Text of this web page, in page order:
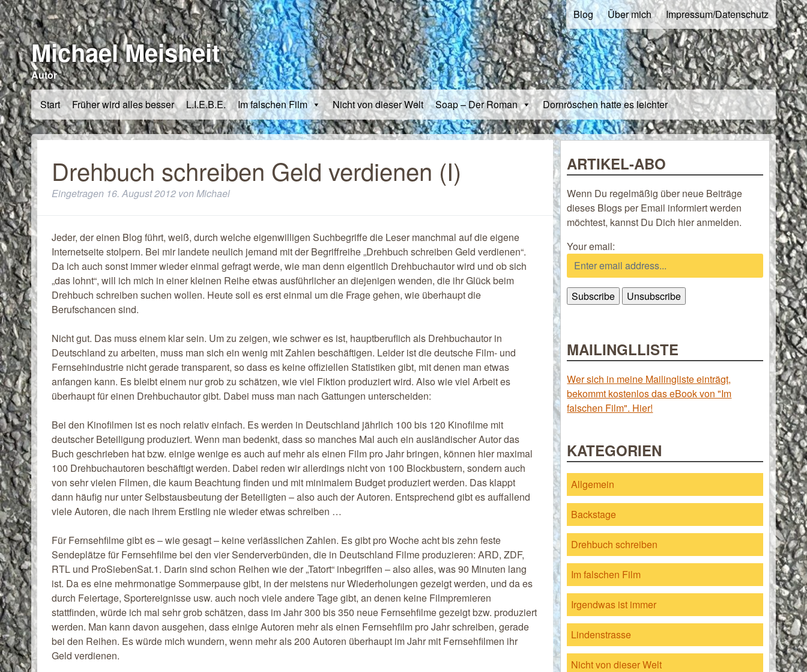
Blog Über mich Impressum/Datenschutz
Michael Meisheit
Autor
Start Früher wird alles besser L.I.E.B.E. Im falschen Film Nicht von dieser Welt Soap – Der Roman Dornröschen hatte es leichter
Drehbuch schreiben Geld verdienen (I)
Eingetragen 16. August 2012 vonMichael
Jeder, der einen Blog führt, weiß, durch welche eigenwilligen Suchbegriffe die Leser manchmal auf die eigene
Internetseite stolpern. Bei mir landete neulich jemand mit der Begriffreihe „Drehbuch schreiben Geld verdienen“.
Da ich auch sonst immer wieder einmal gefragt werde, wie man denn eigentlich Drehbuchautor wird und ob sich
„das lohnt“, will ich mich in einer kleinen Reihe etwas ausführlicher an diejenigen wenden, die ihr Glück beim
Drehbuch schreiben suchen wollen. Heute soll es erst einmal um die Frage gehen, wie überhaupt die
Berufschancen sind.
Nicht gut. Das muss einem klar sein. Um zu zeigen, wie schwer es ist, hauptberuflich als Drehbuchautor in
Deutschland zu arbeiten, muss man sich ein wenig mit Zahlen beschäftigen. Leider ist die deutsche Film- und
Fernsehindustrie nicht gerade transparent, so dass es keine offiziellen Statistiken gibt, mit denen man etwas
anfangen kann. Es bleibt einem nur grob zu schätzen, wie viel Fiktion produziert wird. Also wie viel Arbeit es
überhaupt für einen Drehbuchautor gibt. Dabei muss man nach Gattungen unterscheiden:
Bei den Kinofilmen ist es noch relativ einfach. Es werden in Deutschland jährlich 100 bis 120 Kinofilme mit
deutscher Beteiligung produziert. Wenn man bedenkt, dass so manches Mal auch ein ausländischer Autor das
Buch geschrieben hat bzw. einige wenige es auch auf mehr als einen Film pro Jahr bringen, können hier maximal
100 Drehbuchautoren beschäftigt werden. Dabei reden wir allerdings nicht von 100 Blockbustern, sondern auch
von sehr vielen Filmen, die kaum Beachtung finden und mit minimalem Budget produziert werden. Das klappt
dann häufig nur unter Selbstausbeutung der Beteiligten – also auch der Autoren. Entsprechend gibt es auffallend
viele Autoren, die nach ihrem Erstling nie wieder etwas schreiben …
Für Fernsehfilme gibt es – wie gesagt – keine verlässlichen Zahlen. Es gibt pro Woche acht bis zehn feste
Sendeplätze für Fernsehfilme bei den vier Senderverbünden, die in Deutschland Filme produzieren: ARD, ZDF,
RTL und ProSiebenSat.1. Darin sind schon Reihen wie der „Tatort“ inbegriffen – also alles, was 90 Minuten lang
ist. Da es eine mehrmonatige Sommerpause gibt, in der meistens nur Wiederholungen gezeigt werden, und da es
durch Feiertage, Sportereignisse usw. auch noch viele andere Tage gibt, an denen keine Filmpremieren
stattfinden, würde ich mal sehr grob schätzen, dass im Jahr 300 bis 350 neue Fernsehfilme gezeigt bzw. produziert
werden. Man kann davon ausgehen, dass einige Autoren mehr als einen Fernsehfilm pro Jahr schreiben, gerade
bei den Reihen. Es würde mich wundern, wenn mehr als 200 Autoren überhaupt im Jahr mit Fernsehfilmen ihr
Geld verdienen.
ARTIKEL-ABO
Wenn Du regelmäßig über neue Beiträge
dieses Blogs per Email informiert werden
möchtest, kannst Du Dich hier anmelden.
Your email:
MAILINGLLISTE
Wer sich in meine Mailingliste einträgt,
bekommt kostenlos das eBook von "Im
falschen Film". Hier!
KATEGORIEN
Allgemein
Backstage
Drehbuch schreiben
Im falschen Film
Irgendwas ist immer
Lindenstrasse
Nicht von dieser Welt